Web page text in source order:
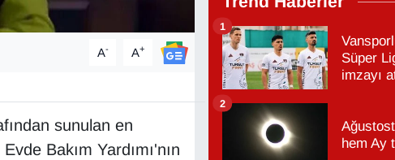
A- A+
sunulan en
Bakım Yardımı'nın
Süper
imzayı
1
hem Ay
2